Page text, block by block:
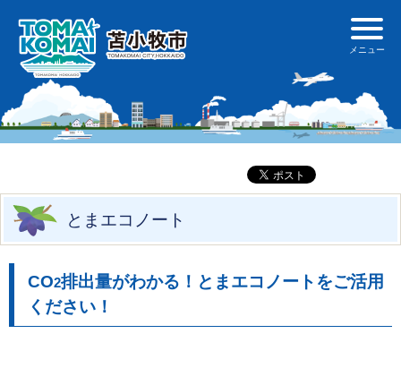
とまエコノート
CO2排出量がわかる！とまエコノートをご活用
ください！